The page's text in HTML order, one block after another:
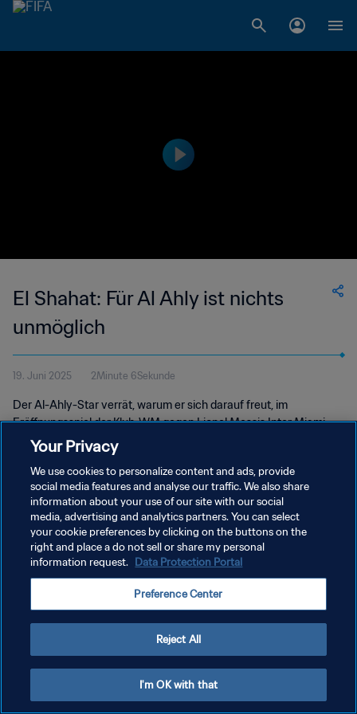
El Shahat: Für Al Ahly ist nichts
unmöglich
19. Juni 2025 2Minute 6Sekunde
Der Al-Ahly-Star verrät, warum er sich darauf freut, im
Eröffnungsspiel der Klub-WM gegen Lionel Messis Inter Miami
anzutreten.
DATENSCHUTZ
NUTZUNGSBEDINGUNGEN
COOKIE-EINSTELLUNGEN VERWALTEN
Copyright © 1994 - 2026 FIFA. Alle Rechte vorbehalten.
Your Privacy
We use cookies to personalize content and ads, provide
social media features and analyse our traffic. We also share
information about your use of our site with our social
media, advertising and analytics partners. You can select
your cookie preferences by clicking on the buttons on the
right and place a do not sell or share my personal
information request. Data Protection Portal
Preference Center
Reject All
I'm OK with that